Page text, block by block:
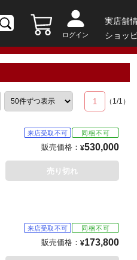
ログイン
実店舗
ショッ
1 （ 1/1 ）
販売価格： ¥530,000
売り切れ
販売価格： ¥173,800